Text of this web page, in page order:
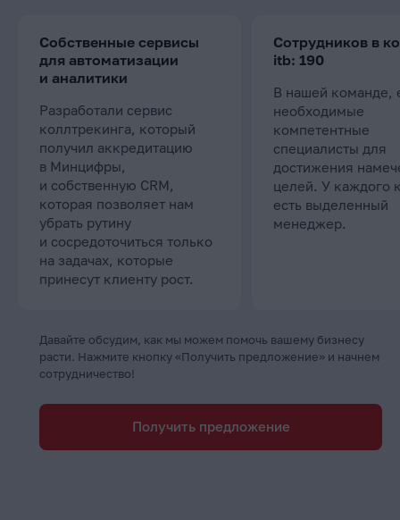
Собственные сервисы
для автоматизации
и аналитики
Разработали сервис
коллтрекинга, который
получил аккредитацию
в Минцифры,
и собственную CRM,
которая позволяет нам
убрать рутину
и сосредоточиться только
на задачах, которые
принесут клиенту рост.
Сотрудников в
itb: 190
В нашей команде,
необходимые
компетентные
специалисты для
достижения
целей. У каждого
есть выделенный
менеджер.
Давайте обсудим, как мы можем помочь вашему бизнесу
расти. Нажмите кнопку «Получить предложение» и начнем
сотрудничество!
Получить предложение